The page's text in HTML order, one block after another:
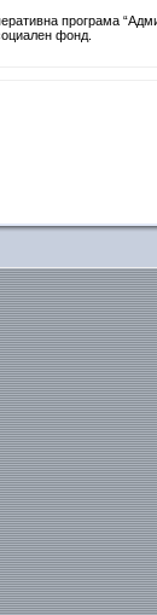
програма
фонд.